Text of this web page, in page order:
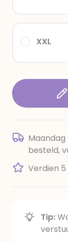
XXL
besteld,
Verdien
Tip: